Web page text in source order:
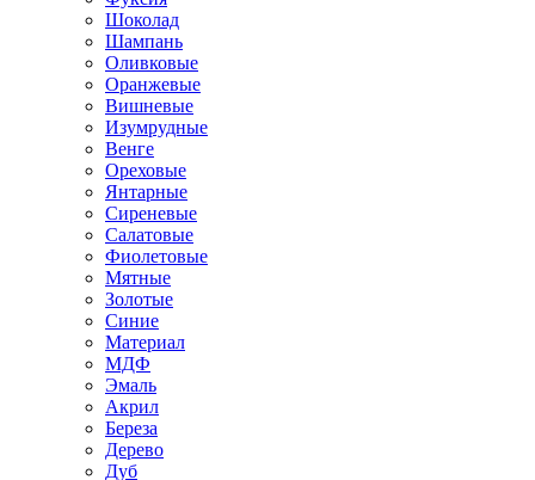
Шоколад
Шампань
Оливковые
Оранжевые
Вишневые
Изумрудные
Венге
Ореховые
Янтарные
Сиреневые
Салатовые
Фиолетовые
Мятные
Золотые
Синие
Материал
МДФ
Эмаль
Акрил
Береза
Дерево
Дуб